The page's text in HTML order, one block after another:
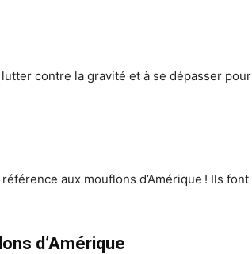
contre la gravité et à se dépasser
aux mouflons d’Amérique ! Ils
d’Amérique